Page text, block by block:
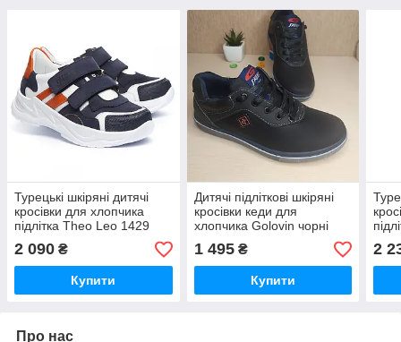
Турецькі шкіряні дитячі
кросівки для хлопчика
підлітка Theo Leo 1429
розмір 26 — 38
2 090 ₴
Купити
Дитячі підліткові шкіряні
кросівки кеди для
хлопчика Golovin чорні
розмір 34-38
1 495₴
Купити
2
Про нас